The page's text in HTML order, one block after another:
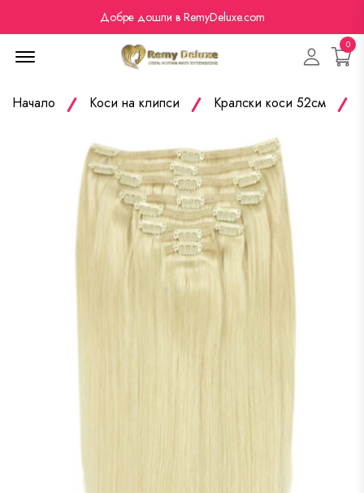
Добре дошли в RemyDeluxe.com
0
Начало Коси на клипси Кралски коси 52см